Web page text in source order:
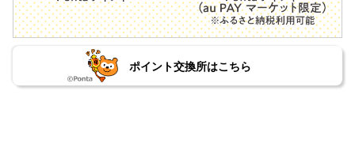
ポイント交換所はこちら